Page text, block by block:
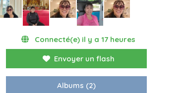
Connecté(e) il y a 17 heures
Envoyer un flash
Albums (2)